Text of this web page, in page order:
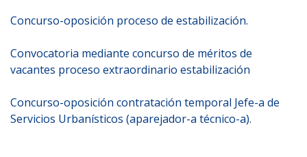
Concurso-oposición proceso de estabilización.
Convocatoria mediante concurso de méritos de
vacantes proceso extraordinario estabilización
Concurso-oposición contratación temporal Jefe-a de
Servicios Urbanísticos (aparejador-a técnico-a).